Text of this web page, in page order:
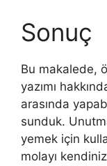
Sonuç
Bu makalede,
yazımı
arasında
sunduk.
yemek için
molayı